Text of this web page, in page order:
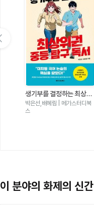
생기부를 결정하는 최상위
권 중등 탐구 독서 - 대치동
필독서 50
박은선,배혜림 | 메가스터디북
스
이 분야의 화제의 신간